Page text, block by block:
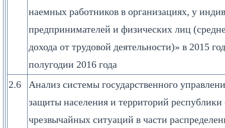
наемных работников в организациях, у
предпринимателей и физических лиц
дохода от трудовой деятельности)» в 2015
полугодии 2016 года
2.6
Анализ системы государственного
защиты населения и территорий республики
чрезвычайных ситуаций в части